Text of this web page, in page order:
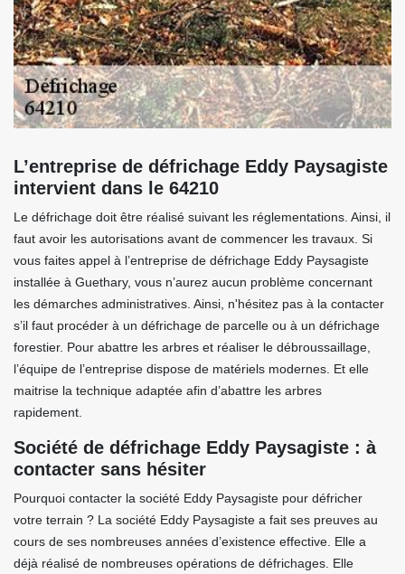
L’entreprise de défrichage Eddy Paysagiste
intervient dans le 64210
Le défrichage doit être réalisé suivant les réglementations. Ainsi, il
faut avoir les autorisations avant de commencer les travaux. Si
vous faites appel à l’entreprise de défrichage Eddy Paysagiste
installée à Guethary, vous n’aurez aucun problème concernant
les démarches administratives. Ainsi, n'hésitez pas à la contacter
s’il faut procéder à un défrichage de parcelle ou à un défrichage
forestier. Pour abattre les arbres et réaliser le débroussaillage,
l’équipe de l’entreprise dispose de matériels modernes. Et elle
maitrise la technique adaptée afin d’abattre les arbres
rapidement.
Société de défrichage Eddy Paysagiste : à
contacter sans hésiter
Pourquoi contacter la société Eddy Paysagiste pour défricher
votre terrain ? La société Eddy Paysagiste a fait ses preuves au
cours de ses nombreuses années d’existence effective. Elle a
déjà réalisé de nombreuses opérations de défrichages. Elle